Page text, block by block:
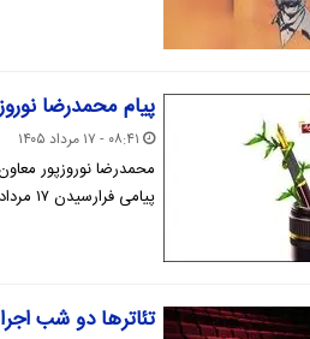
پیام محمدرضا
۰۸:۴۱ - ۱۷ مرداد ۱۴۰۵
محمدرضا نوروزپور
پیامی فرارسیدن ۱۷ مرداد و روز خبرنگار را تبریک…
تئاترها دو شب اجرا